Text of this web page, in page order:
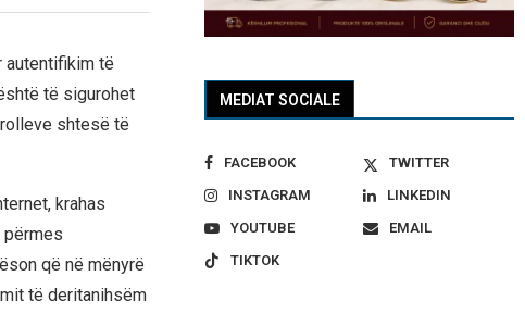
autentifikim të
të sigurohet
shtesë të
krahas
përmes
që në mënyrë
të deritanihsëm
MEDIAT SOCIALE
FACEBOOK
TWITTER
INSTAGRAM
LINKEDIN
YOUTUBE
EMAIL
TIKTOK